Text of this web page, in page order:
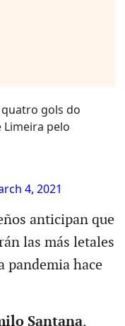
gols do
pelo
4, 2021
anticipan que
las más letales
pandemia hace
Santana,